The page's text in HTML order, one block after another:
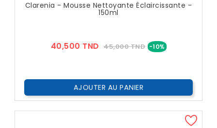
Clarenia - Mousse Nettoyante Éclaircissante -
150ml
40,500 TND Prix
45,000 TND -10% Prix
AJOUTER AU PANIER